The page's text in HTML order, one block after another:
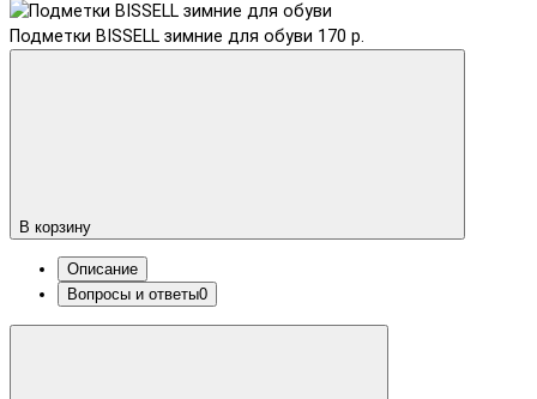
Подметки BISSELL зимние для обуви 170 р.
В корзину
Описание
Вопросы и ответы0